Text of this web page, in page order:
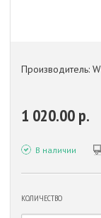
Производитель:
1 020.00 р.
В наличии
КОЛИЧЕСТВО